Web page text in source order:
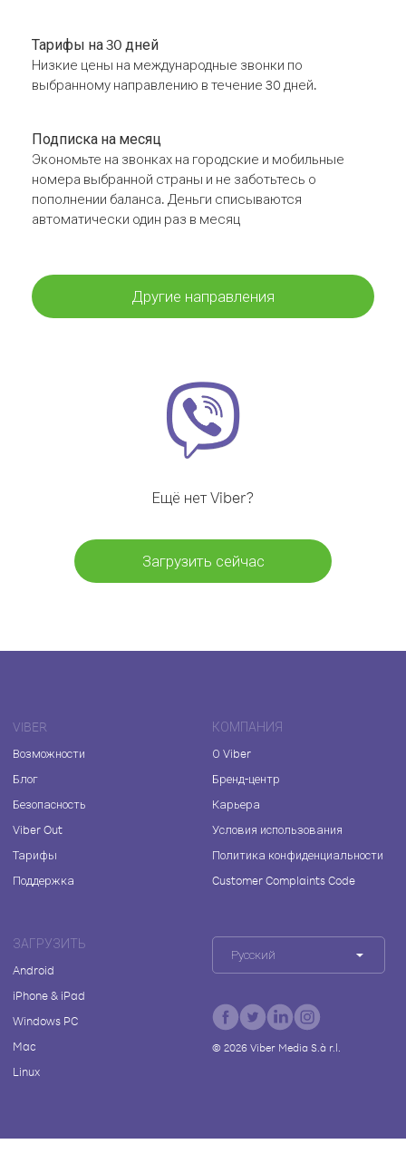
Тарифы на 30 дней
Низкие цены на международные звонки по
выбранному направлению в течение 30 дней.
Подписка на месяц
Экономьте на звонках на городские и мобильные
номера выбранной страны и не заботьтесь о
пополнении баланса. Деньги списываются
автоматически один раз в месяц
Другие направления
Ещё нет Viber?
Загрузить сейчас
VIBER
Возможности
Блог
Безопасность
Viber Out
Тарифы
Поддержка
КОМПАНИЯ
О Viber
Бренд-центр
Карьера
Условия использования
Политика конфиденциальности
Customer Complaints Code
ЗАГРУЗИТЬ
Android
iPhone & iPad
Windows PC
Mac
Linux
Русский
© 2026Viber Media S.à r.l.